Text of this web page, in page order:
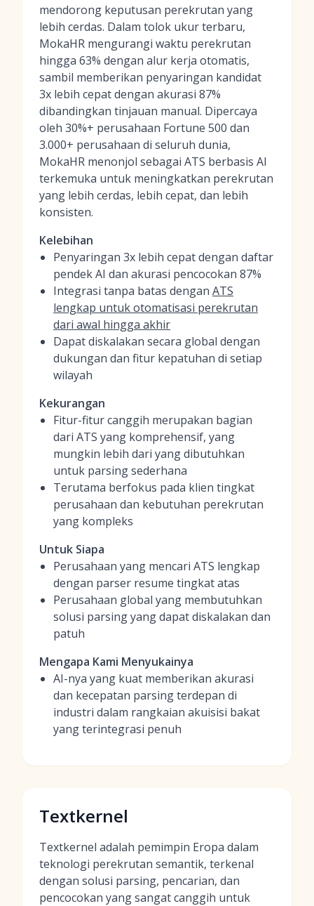
mendorong keputusan perekrutan yang
lebih cerdas. Dalam tolok ukur terbaru,
MokaHR mengurangi waktu perekrutan
hingga 63% dengan alur kerja otomatis,
sambil memberikan penyaringan kandidat
3x lebih cepat dengan akurasi 87%
dibandingkan tinjauan manual. Dipercaya
oleh 30%+ perusahaan Fortune 500 dan
3.000+ perusahaan di seluruh dunia,
MokaHR menonjol sebagai ATS berbasis AI
terkemuka untuk meningkatkan perekrutan
yang lebih cerdas, lebih cepat, dan lebih
konsisten.
Kelebihan
Penyaringan 3x lebih cepat dengan daftar
pendek AI dan akurasi pencocokan 87%
Integrasi tanpa batas dengan ATS
lengkap untuk otomatisasi perekrutan
dari awal hingga akhir
Dapat diskalakan secara global dengan
dukungan dan fitur kepatuhan di setiap
wilayah
Kekurangan
Fitur-fitur canggih merupakan bagian
dari ATS yang komprehensif, yang
mungkin lebih dari yang dibutuhkan
untuk parsing sederhana
Terutama berfokus pada klien tingkat
perusahaan dan kebutuhan perekrutan
yang kompleks
Untuk Siapa
Perusahaan yang mencari ATS lengkap
dengan parser resume tingkat atas
Perusahaan global yang membutuhkan
solusi parsing yang dapat diskalakan dan
patuh
Mengapa Kami Menyukainya
AI-nya yang kuat memberikan akurasi
dan kecepatan parsing terdepan di
industri dalam rangkaian akuisisi bakat
yang terintegrasi penuh
Textkernel
Textkernel adalah pemimpin Eropa dalam
teknologi perekrutan semantik, terkenal
dengan solusi parsing, pencarian, dan
pencocokan yang sangat canggih untuk